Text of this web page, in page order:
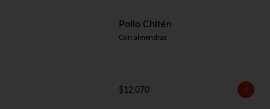
Pollo Chitén
Con almendras
$12.070